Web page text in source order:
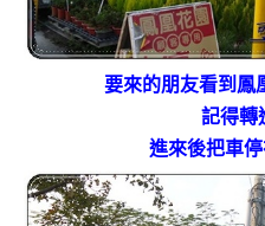
要來的朋友看到鳳
記得轉
進來後把車